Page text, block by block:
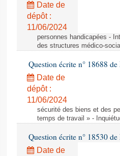
Date de
dépôt :
11/06/2024
personnes handicapées -
des structures médico-
Question écrite n° 18688
Date de
dépôt :
11/06/2024
sécurité des biens et des
temps de travail » -
Question écrite n° 18530
Date de